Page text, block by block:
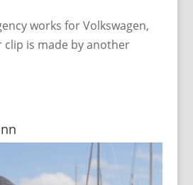
works for Volkswagen,
is made by another